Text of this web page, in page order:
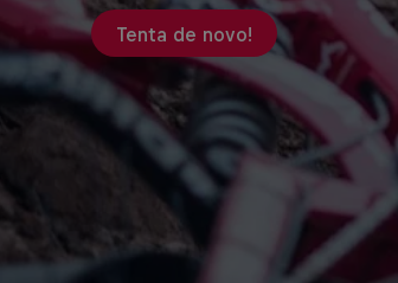
Tenta de novo!